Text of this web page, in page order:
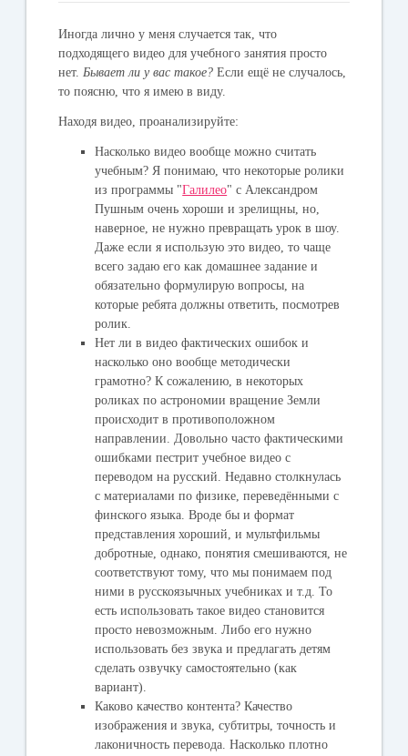
Иногда лично у меня случается так, что
подходящего видео для учебного занятия просто
нет. Бывает ли у вас такое? Если ещё не случалось,
то поясню, что я имею в виду.
Находя видео, проанализируйте:
Насколько видео вообще можно считать
учебным? Я понимаю, что некоторые ролики
из программы "Галилео" с Александром
Пушным очень хороши и зрелищны, но,
наверное, не нужно превращать урок в шоу.
Даже если я использую это видео, то чаще
всего задаю его как домашнее задание и
обязательно формулирую вопросы, на
которые ребята должны ответить, посмотрев
ролик.
Нет ли в видео фактических ошибок и
насколько оно вообще методически
грамотно? К сожалению, в некоторых
роликах по астрономии вращение Земли
происходит в противоположном
направлении. Довольно часто фактическими
ошибками пестрит учебное видео с
переводом на русский. Недавно столкнулась
с материалами по физике, переведёнными с
финского языка. Вроде бы и формат
представления хороший, и мультфильмы
добротные, однако, понятия смешиваются, не
соответствуют тому, что мы понимаем под
ними в русскоязычных учебниках и т.д. То
есть использовать такое видео становится
просто невозможным. Либо его нужно
использовать без звука и предлагать детям
сделать озвучку самостоятельно (как
вариант).
Каково качество контента? Качество
изображения и звука, субтитры, точность и
лаконичность перевода. Насколько плотно